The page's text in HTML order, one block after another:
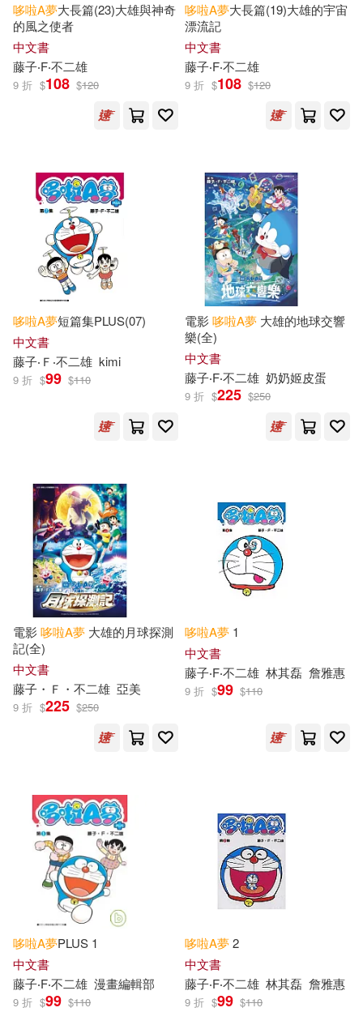
（日）藤子·F.不二雄，（日）岡田
（日）藤子•F•不二雄(1)
哆啦A夢大長篇(23)大雄與神奇
的風之使者
中文書
藤子‧F‧不二雄
9 折 $108 $120
哆啦A夢大長篇(19)大雄的宇宙
漂流記
中文書
藤子‧F‧不二雄
9 折 $108 $120
哆啦A夢短篇集PLUS(07)
中文書
藤子‧Ｆ‧不二雄 kimi
9 折 $99 $110
電影哆啦A夢 大雄的地球交響
樂(全)
中文書
藤子‧F‧不二雄 奶奶姬皮蛋
9 折 $225 $250
電影哆啦A夢 大雄的月球探測
記(全)
中文書
藤子・Ｆ・不二雄 亞美
9 折 $225 $250
哆啦A夢 1
中文書
藤子‧F‧不二雄 林其磊 詹雅惠
9 折 $99 $110
哆啦A夢PLUS 1
中文書
藤子‧F‧不二雄 漫畫編輯部
9 折 $99 $110
哆啦A夢2
中文書
藤子‧F‧不二雄 林其磊 詹雅惠
9 折 $99 $110